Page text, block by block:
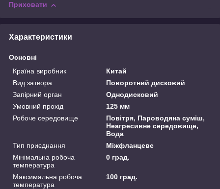
Приховати
Характеристики
Основні
Країна виробник
Китай
Вид затвора
Поворотний дисковий
Запірний орган
Однодисковий
Умовний прохід
125 мм
Робоче середовище
Повітря, Пароводяна суміш,
Неагресивне середовище,
Вода
Тип приєднання
Міжфланцеве
Мінімальна робоча
температура
0 град.
Максимальна робоча
температура
100 град.